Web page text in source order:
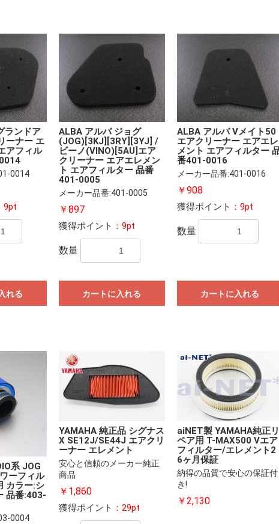
ランドア
ーナー エ
アフィル
0014
9pt
れる
ALBA アルバ ジョグ
(JOG)[3KJ][3RY][3YJ] /
ビーノ(VINO)[5AU]エア
クリーナー エアエレメン
ト エアフィルター 品番
401-0005
メーカー品番:401-0005
￥897
獲得ポイント ：9pt
数量
カートに入れる
ALBA アルバ Vメイト50
エアクリーナー エアエレ
メント エアフィルター
番401-0016
メーカー品番:401-0016
￥908
獲得ポイント ：9pt
数量
カートに入れる
系 JOG
ーフィル
カラー:シ
品番:403-
0004
YAMAHA 純正品 シグナス
X SE12J/SE44J エアクリ
ーナー エレメント
安心と信頼のメーカー純正
商品
￥1,860
獲得ポイント ：29pt
aiNET製 YAMAHA純正リ
ペア用 T-MAX500 Vエア
フィルター/エレメント2
6ヶ月保証
納得の品質で安心の保証付
き!
￥2,130